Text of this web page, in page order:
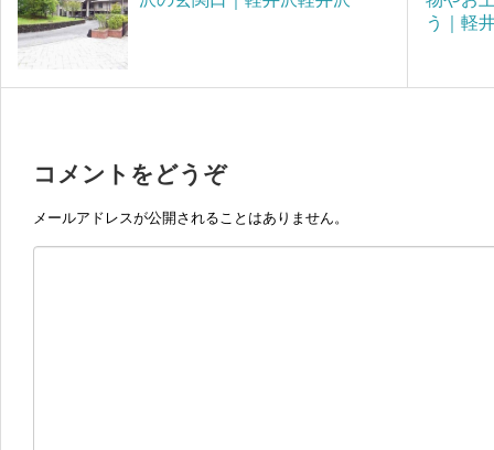
う｜軽
コメントをどうぞ
メールアドレスが公開されることはありません。